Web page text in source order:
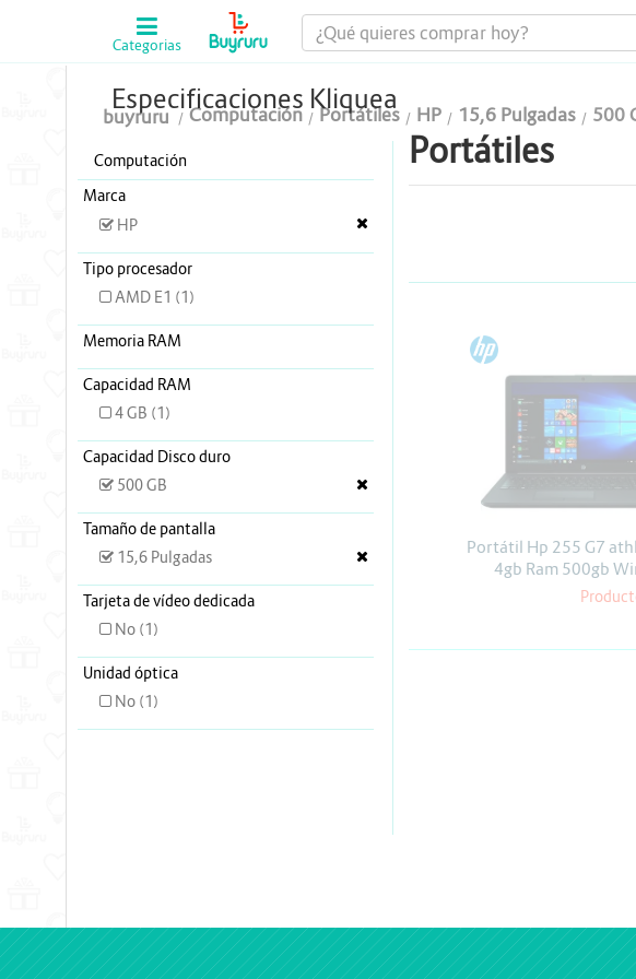
Categorias
Computación
Tablas Digitalizadoras
Celulares y Tablets
Licenciamiento y Seguridad
Accesorios
Telefonía IP
Especificaciones Kliquea
buyruru Computación Portátiles HP 15,6 Pulgadas 500
Computación
Marca
HP
Tipo procesador
AMD E1 (1)
Memoria RAM
Capacidad RAM
4 GB (1)
Capacidad Disco duro
500 GB
Tamaño de pantalla
15,6 Pulgadas
Tarjeta de vídeo dedicada
No (1)
Unidad óptica
No (1)
Portátiles
Portátil Hp 255 G7
4gb Ram 500gb
HP